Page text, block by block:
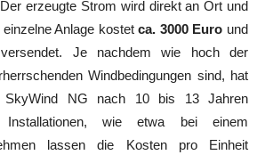
erzeugte Strom wird direkt an Ort und
Anlage kostetca. 3000 Euro und
Je nachdem wie hoch der
Windbedingungen sind, hat
NG nach 10 bis 13 Jahren
Installationen, wie etwa bei einem
lassen die Kosten pro Einheit